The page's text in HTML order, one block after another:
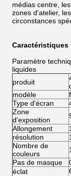
médias centre,
zones d'atelier,
circonstances
Caractéristiques
Paramètre
liquides
produit
modèle
Type d'écran
Zone
d'exposition
Allongement
résolution
Nombre de
couleurs
Pas de masque
éclat